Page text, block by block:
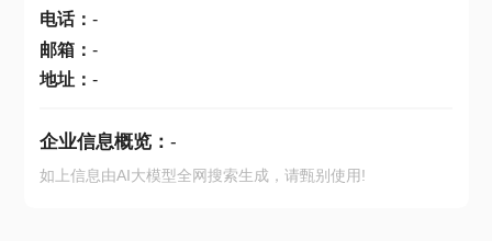
电话： -
邮箱： -
地址： -
企业信息概览： -
如上信息由AI大模型全网搜索生成，请甄别使用!